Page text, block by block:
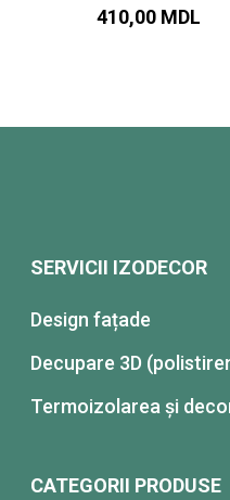
410,00 MDL
SERVICII IZODECOR
Design fațade
Decupare 3D
Termoizolarea şi
CATEGORII PRODUSE